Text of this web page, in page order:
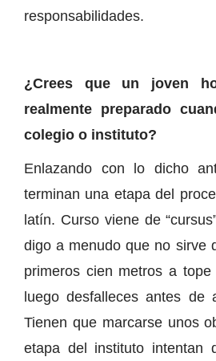
responsabilidades.
¿Crees que un joven
realmente preparado
colegio o instituto?
Enlazando con lo dicho
terminan una etapa del
latín. Curso viene de
digo a menudo que no sirve
primeros cien metros a
luego desfalleces antes de
Tienen que marcarse unos
etapa del instituto intentan